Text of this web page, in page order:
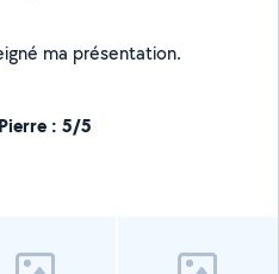
Je n'ai pas encore renseigné ma présentation.
: 5/5